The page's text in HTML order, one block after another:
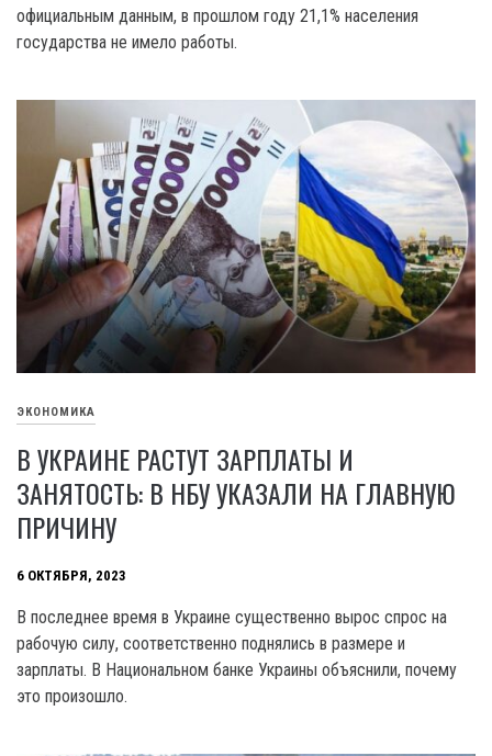
официальным данным, в прошлом году 21,1% населения
государства не имело работы.
ЭКОНОМИКА
В УКРАИНЕ РАСТУТ ЗАРПЛАТЫ И
ЗАНЯТОСТЬ: В НБУ УКАЗАЛИ НА ГЛАВНУЮ
ПРИЧИНУ
6 ОКТЯБРЯ, 2023
В последнее время в Украине существенно вырос спрос на
рабочую силу, соответственно поднялись в размере и
зарплаты. В Национальном банке Украины объяснили, почему
это произошло.